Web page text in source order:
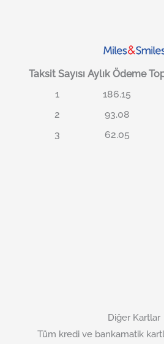
Taksit Sayısı Aylık Ödeme
1
186.15
2
93.08
3
62.05
Diğer Kartlar
Tüm kredi ve bankamatik